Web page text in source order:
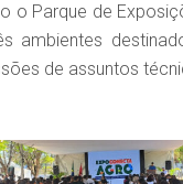
o Parque de
ambientes
de assuntos